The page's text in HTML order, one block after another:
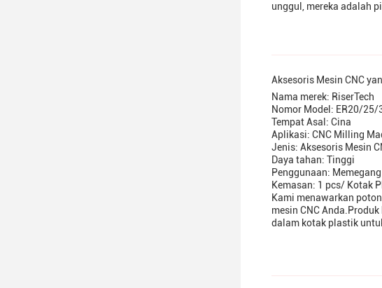
unggul, mereka adalah
Aksesoris Mesin CNC
Nama merek: RiserTech
Nomor Model: ER20/25/
Tempat Asal: Cina
Aplikasi: CNC Milling
Jenis: Aksesoris Mesin
Daya tahan: Tinggi
Penggunaan:
Kemasan: 1 pcs/ Kotak
Kami menawarkan
mesin CNC
dalam kotak plastik